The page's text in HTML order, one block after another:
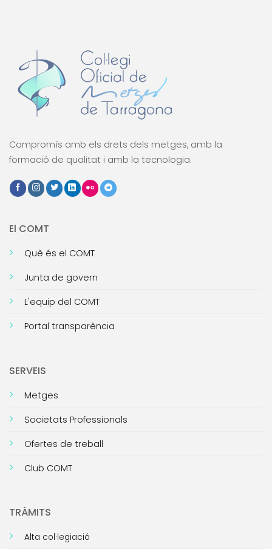
Compromís amb els drets dels metges, amb la
formació de qualitat i amb la tecnologia.
El COMT
Què és el COMT
Junta de govern
L'equip del COMT
Portal transparència
SERVEIS
Metges
Societats Professionals
Ofertes de treball
Club COMT
TRÀMITS
Alta col·legiació